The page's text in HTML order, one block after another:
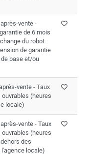
vente -
de 6 mois
du robot
de garantie
base et/ou
vente - Taux
ouvrables (heures
locale)
vente - Taux
ouvrables (heures
des
l'agence locale)